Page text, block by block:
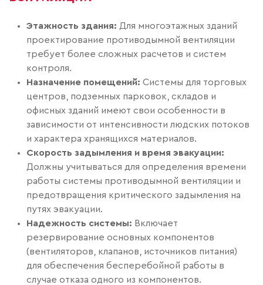
Этажность здания: Для многоэтажных зданий
проектирование противодымной вентиляции
требует более сложных расчетов и систем
контроля.
Назначение помещений: Системы для торговых
центров, подземных парковок, складов и
офисных зданий имеют свои особенности в
зависимости от интенсивности людских потоков
и характера хранящихся материалов.
Скорость задымления и время эвакуации:
Должны учитываться для определения времени
работы системы противодымной вентиляции и
предотвращения критического задымления на
путях эвакуации.
Надежность системы: Включает
резервирование основных компонентов
(вентиляторов, клапанов, источников питания)
для обеспечения бесперебойной работы в
случае отказа одного из компонентов.